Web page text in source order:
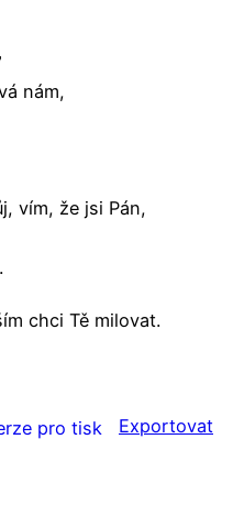
nám,
vím, že jsi Pán,
chci Tě milovat.
pro tisk
Exportovat